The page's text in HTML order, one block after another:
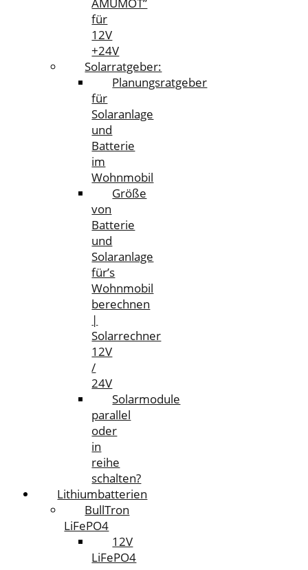
AMUMOT”
für
12V
+24V
Solarratgeber:
Planungsratgeber
für
Solaranlage
und
Batterie
im
Wohnmobil
Größe
von
Batterie
und
Solaranlage
für’s
Wohnmobil
berechnen
|
Solarrechner
12V
/
24V
Solarmodule
parallel
oder
in
reihe
schalten?
Lithiumbatterien
BullTron
LiFePO4
12V
LiFePO4